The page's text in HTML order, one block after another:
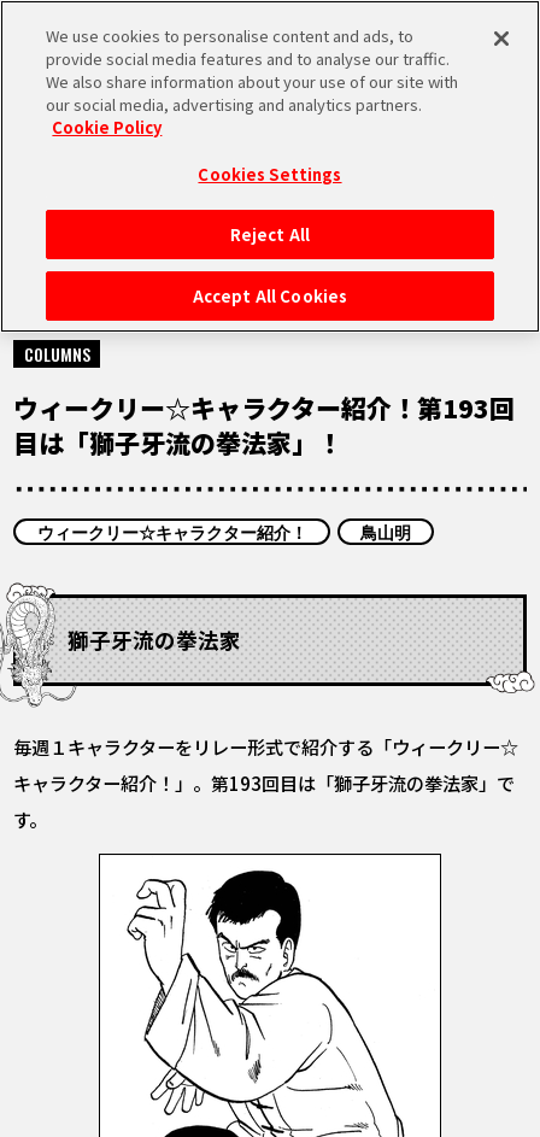
MEN
HOME
NEWS
RANKING
MOVIE
COLUMNS
ABOUT
LANGUAGE
JP
EN FR DE ES
NEWS
2025.01.21
COLUMNS
ウィークリー☆キャラクター紹介！第193回
目は「獅子牙流の拳法家」！
ウィークリー☆キャラクター紹介！ 鳥山明
獅子牙流の拳法家
毎週１キャラクターをリレー形式で紹介する「ウィークリー☆
キャラクター紹介！」。第193回目は「獅子牙流の拳法家」で
す。
We use cookies to personalise content and ads, to
provide social media features and to analyse our traffic.
We also share information about your use of our site with
our social media, advertising and analytics partners.
Cookie Policy
Cookies Settings
Reject All
Accept All Cookies